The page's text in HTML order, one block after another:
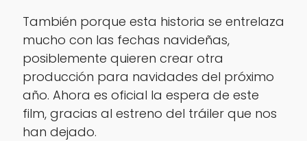
También porque esta historia se entrelaza
mucho con las fechas navideñas,
posiblemente quieren crear otra
producción para navidades del próximo
año. Ahora es oficial la espera de este
film, gracias al estreno del tráiler que nos
han dejado.